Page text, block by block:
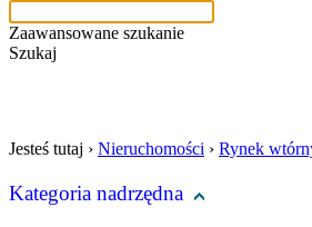
Zaawansowane szukanie
Szukaj
Jesteś tutaj › Nieruchomości › Rynek
Kategoria nadrzędna